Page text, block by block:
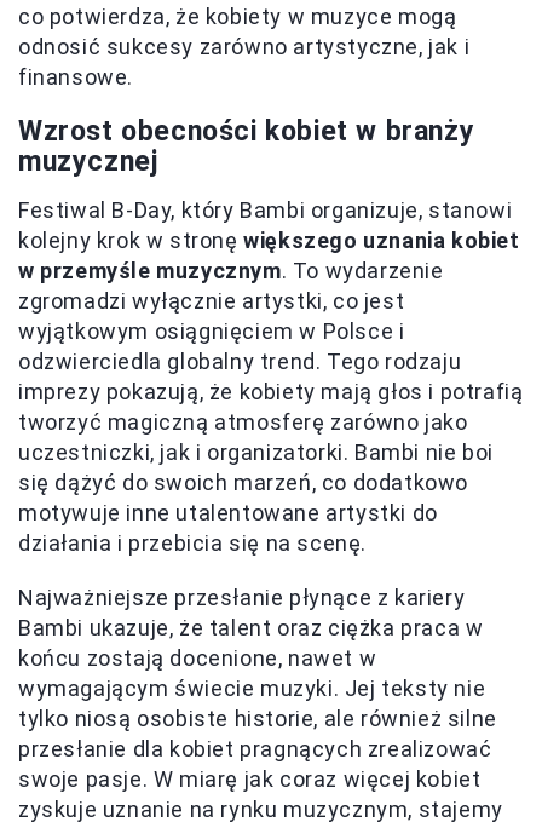
co potwierdza, że kobiety w muzyce mogą
odnosić sukcesy zarówno artystyczne, jak i
finansowe.
Wzrost obecności kobiet w branży
muzycznej
Festiwal B-Day, który Bambi organizuje, stanowi
kolejny krok w stronęwiększego uznania kobiet
w przemyśle muzycznym. To wydarzenie
zgromadzi wyłącznie artystki, co jest
wyjątkowym osiągnięciem w Polsce i
odzwierciedla globalny trend. Tego rodzaju
imprezy pokazują, że kobiety mają głos i potrafią
tworzyć magiczną atmosferę zarówno jako
uczestniczki, jak i organizatorki. Bambi nie boi
się dążyć do swoich marzeń, co dodatkowo
motywuje inne utalentowane artystki do
działania i przebicia się na scenę.
Najważniejsze przesłanie płynące z kariery
Bambi ukazuje, że talent oraz ciężka praca w
końcu zostają docenione, nawet w
wymagającym świecie muzyki. Jej teksty nie
tylko niosą osobiste historie, ale również silne
przesłanie dla kobiet pragnących zrealizować
swoje pasje. W miarę jak coraz więcej kobiet
zyskuje uznanie na rynku muzycznym, stajemy